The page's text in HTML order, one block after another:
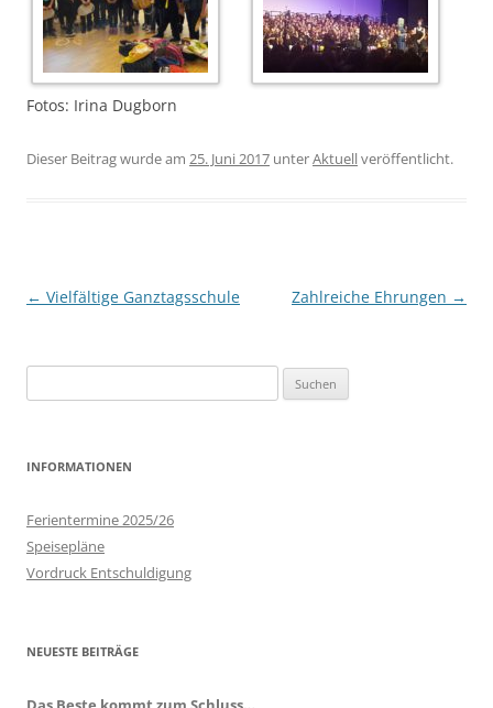
Fotos: Irina Dugborn
Dieser Beitrag wurde am 25. Juni 2017 unterAktuellveröffentlicht.
Beitrags-
← Vielfältige Ganztagsschule Zahlreiche Ehrungen →
nach:
INFORMATIONEN
Ferientermine 2025/26
Speisepläne
Vordruck Entschuldigung
NEUESTE BEITRÄGE